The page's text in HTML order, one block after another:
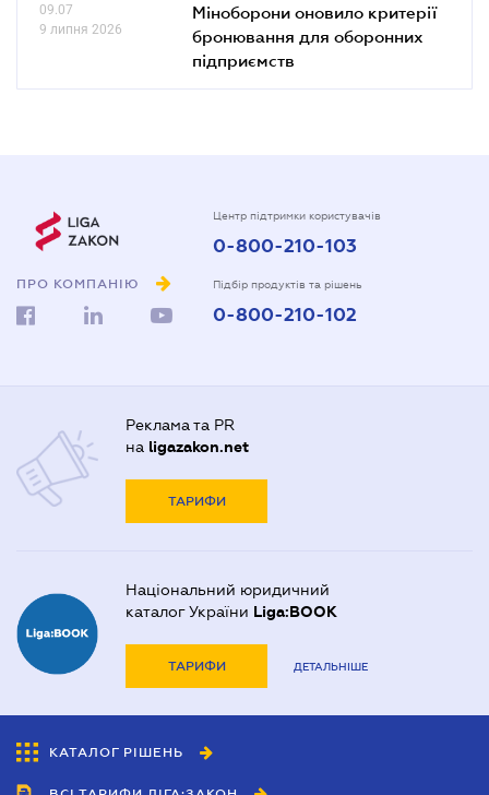
09.07
9 липня 2026
Міноборони оновило критерії
бронювання для оборонних
підприємств
ПРО КОМПАНІЮ
Центр підтримки користувачів
0-800-210-103
Підбір продуктів та рішень
0-800-210-102
Реклама та PR
на ligazakon.net
ТАРИФИ
Національний юридичний
каталог України Liga:BOOK
ТАРИФИ ДЕТАЛЬНІШЕ
КАТАЛОГ РІШЕНЬ